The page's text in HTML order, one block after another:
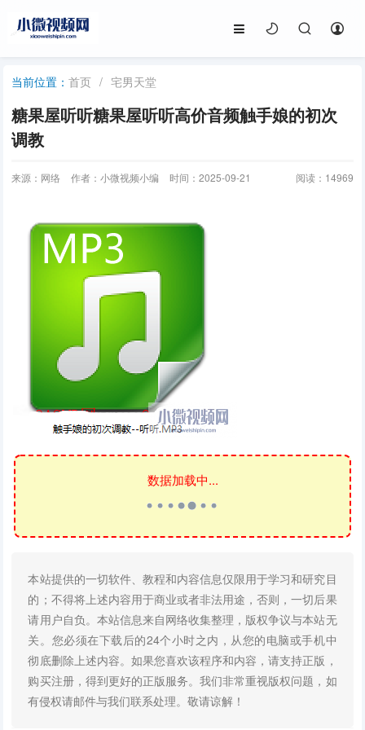
当前位置：首页 / 宅男天堂
糖果屋听听糖果屋听听高价音频触手娘的初次
调教
来源：网络 作者：小微视频小编 时间：2025-09-21 阅读： 14969
数据加载中...
本站提供的一切软件、教程和内容信息仅限用于学习和研究目
的；不得将上述内容用于商业或者非法用途，否则，一切后果
请用户自负。本站信息来自网络收集整理，版权争议与本站无
关。您必须在下载后的24个小时之内，从您的电脑或手机中
彻底删除上述内容。如果您喜欢该程序和内容，请支持正版，
购买注册，得到更好的正版服务。我们非常重视版权问题，如
有侵权请邮件与我们联系处理。敬请谅解！